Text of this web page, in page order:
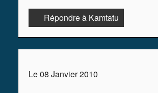
Répondre à Kamtatu
Le 08 Janvier 2010